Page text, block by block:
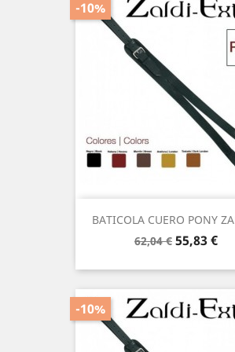
BATICOLA CUERO PONY
Precio
62,04 €
-10%
Precio
55,83 €
-10%